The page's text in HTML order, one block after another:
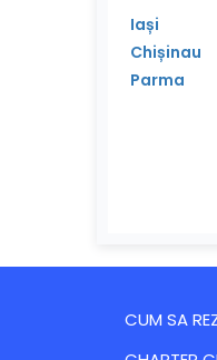
Iași
Chișinau
Parma
CUM SA